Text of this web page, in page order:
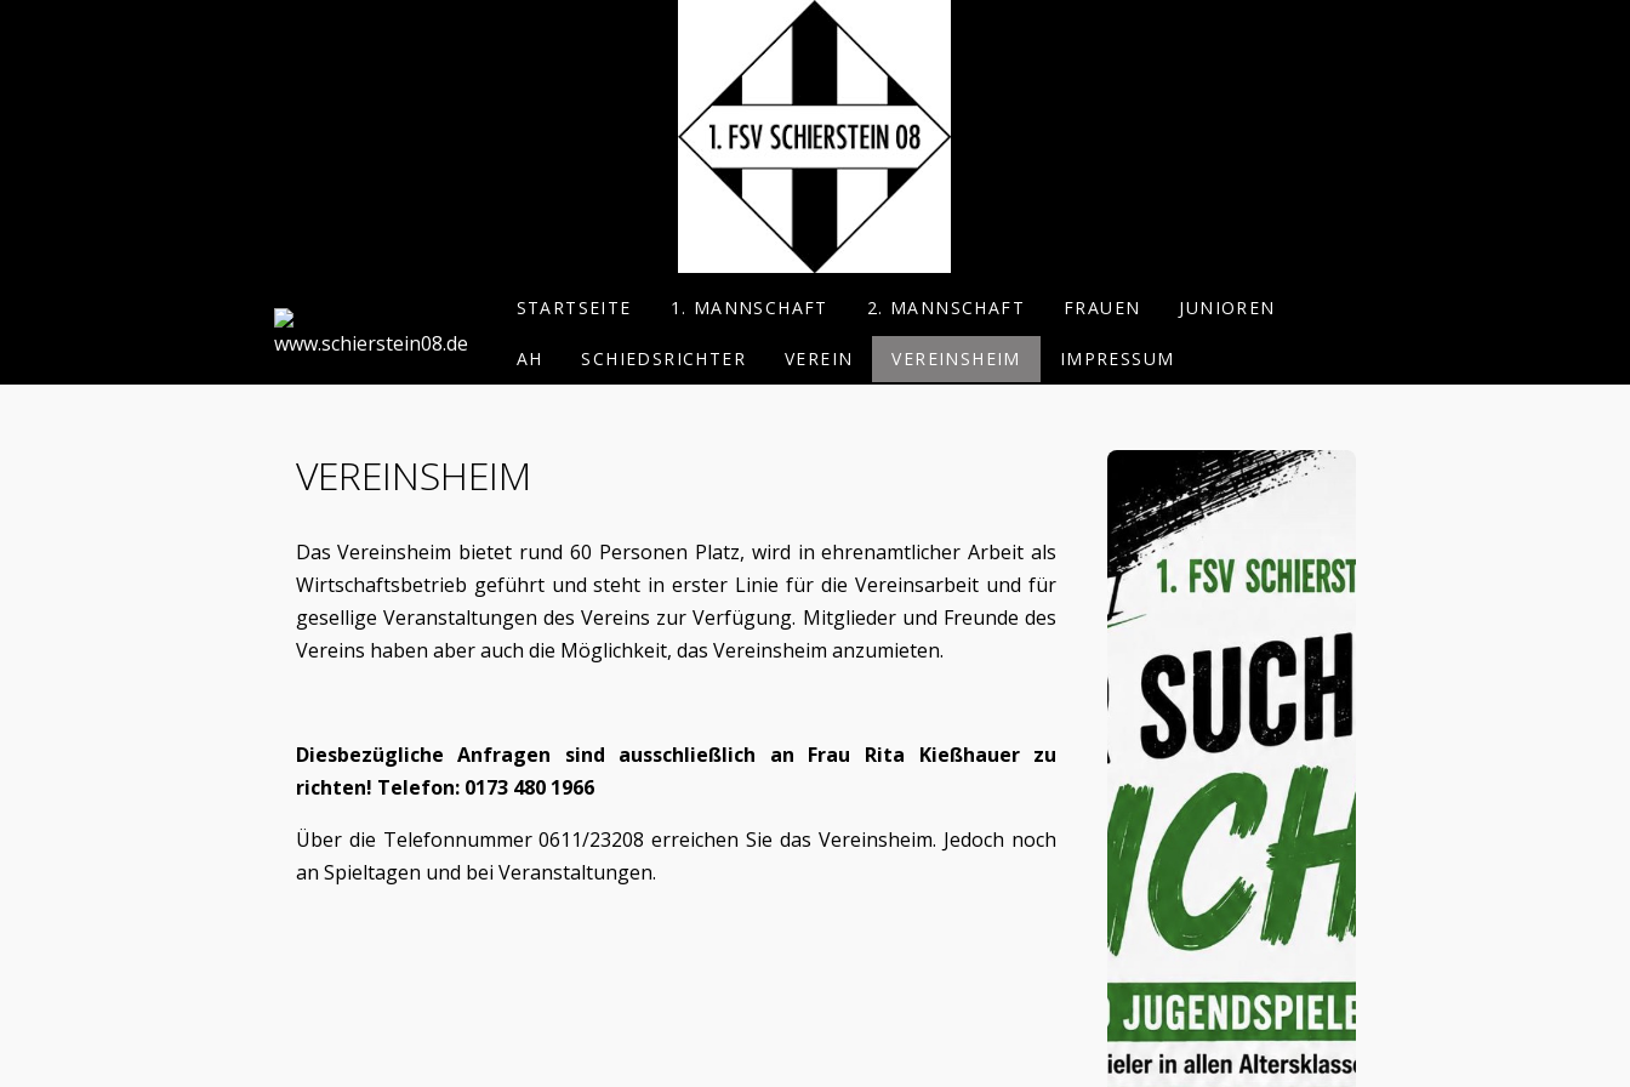
STARTSEITE 1. MANNSCHAFT 2. MANNSCHAFT FRAUEN JUNIOREN
AH SCHIEDSRICHTER VEREIN VEREINSHEIM IMPRESSUM
VEREINSHEIM
Das Vereinsheim bietet rund 60 Personen Platz, wird in ehrenamtlicher Arbeit als
Wirtschaftsbetrieb geführt und steht in erster Linie für die Vereinsarbeit und für
gesellige Veranstaltungen des Vereins zur Verfügung. Mitglieder und Freunde des
Vereins haben aber auch die Möglichkeit, das Vereinsheim anzumieten.
Diesbezügliche Anfragen sind ausschließlich an Frau Rita Kießhauer zu
richten! Telefon: 0173 480 1966
Über die Telefonnummer 0611/23208 erreichen Sie das Vereinsheim. Jedoch noch
an Spieltagen und bei Veranstaltungen.